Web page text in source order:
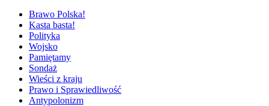
Brawo Polska!
Kasta basta!
Polityka
Wojsko
Pamiętamy
Sondaż
Wieści z kraju
Prawo i Sprawiedliwość
Antypolonizm